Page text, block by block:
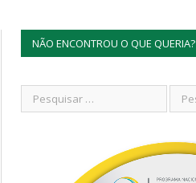
NÃO ENCONTROU O QUE QUERIA?